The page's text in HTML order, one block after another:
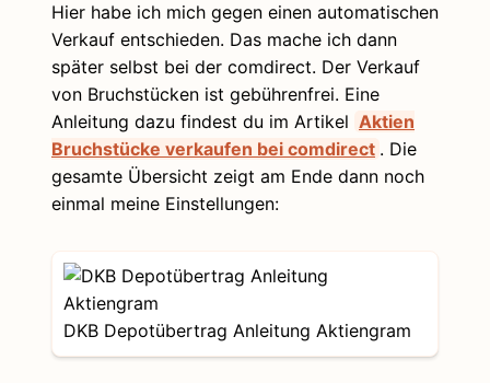
Hier habe ich mich gegen einen automatischen
Verkauf entschieden. Das mache ich dann
später selbst bei der comdirect. Der Verkauf
von Bruchstücken ist gebührenfrei. Eine
Anleitung dazu findest du im Artikel Aktien
Bruchstücke verkaufen bei comdirect . Die
gesamte Übersicht zeigt am Ende dann noch
einmal meine Einstellungen:
DKB Depotübertrag Anleitung Aktiengram